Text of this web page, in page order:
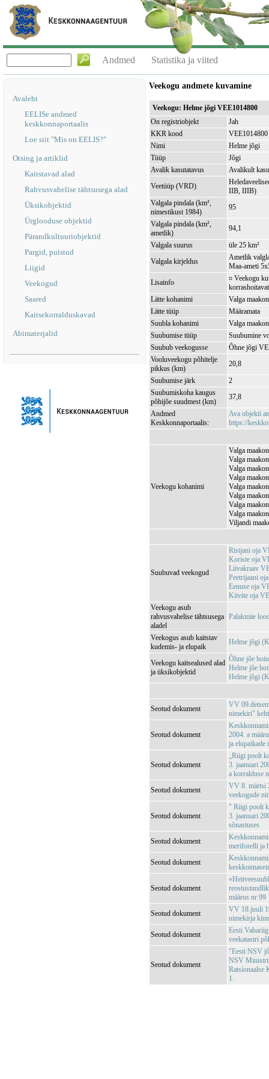
Andmed Statistika ja viited
Avaleht
EELISe andmed
keskkonnaportaalis
Loe siit "Mis on EELIS?"
Otsing ja artiklid
Kaitstavad alad
Rahvusvahelise tähtsusega alad
Üksikobjektid
Ürglooduse objektid
Pärandkultuuriobjektid
Pargid, puistud
Liigid
Veekogud
Saared
Kaitsekorralduskavad
Abimaterjalid
Veekogu andmete kuvamine
Veekogu: Helme jõgi VEE1014800
On registriobjekt
Jah
KKR kood
VEE1014800
Nimi
Helme jõgi
Tüüp
Jõgi
Avalik kasutatavus
Avalikult
Veetüüp (VRD)
IIB, IIIB)
Valgala pindala (km²,
nimestikust 1984)
95
Valgala pindala (km²,
ametlik)
94,1
Valgala suurus
üle 25 km²
Valgala kirjeldus
Ametlik
Maa-ameti
Lisainfo
¤ Veekogu
Lätte kohanimi
Valga
Lätte tüüp
Määramata
Suubla kohanimi
Valga
Suubumise tüüp
Suubumine
Suubub veekogusse
Õhne jõgi
Vooluveekogu põhitelje
pikkus (km)
20,8
Suubumise järk
2
Suubumiskoha kaugus
põhijõe suudmest (km)
37,8
Andmed
Keskkonnaportaalis:
Ava objekti
https://
Veekogu kohanimi
Valga
Valga
Valga
Valga
Valga
Valga
Valga
Valga
Viljandi
Suubuvad veekogud
Ristjani oja
Koriste oja
Liivakraav
Peetrijaani
Eenuse oja
Kiivite oja
Veekogu asub
rahvusvahelise tähtsusega
aladel
Palakmäe
Veekogus asub kaitstav
kudemis- ja elupaik
Helme jõgi
Veekogu kaitsealused alad
ja üksikobjektid
Õhne jõe
Helme jõe
Helme jõgi
Seotud dokument
VV
nimekiri"
Seotud dokument
2004. a
ja elupaikade
Seotud dokument
„Riigi poolt
3. jaanuari
a korralduse
Seotud dokument
VV 8. märtsi
veekogude
Seotud dokument
" Riigi poolt
3. jaanuari
sõnastuses
Seotud dokument
meriforelli ja
Seotud dokument
Seotud dokument
määrus nr 99
Seotud dokument
VV 18.juuli
nimekirja
Seotud dokument
Eesti
veekatastri
Seotud dokument
"Eesti NSV
NSV
Ratsionaalse
1.